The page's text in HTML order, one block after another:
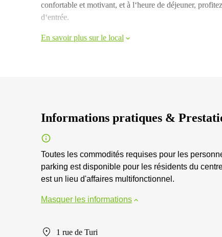
confortable et motivant, et à l‘heure de déjeuner,
d‘entrée.
En savoir plus sur le local
Informations pratiques &
Toutes les commodités requises pour les
parking est disponible pour les résidents du
est un lieu d'affaires multifonctionnel.
Masquer les informations
1 rue de Turi